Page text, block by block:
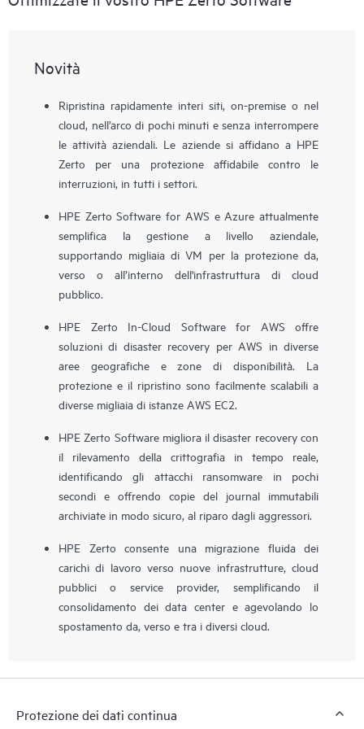
Novità
Ripristina rapidamente interi siti, on-premise o nel
cloud, nell’arco di pochi minuti e senza interrompere
le attività aziendali. Le aziende si affidano a HPE
Zerto per una protezione affidabile contro le
interruzioni, in tutti i settori.
HPE Zerto Software for AWS e Azure attualmente
semplifica la gestione a livello aziendale,
supportando migliaia di VM per la protezione da,
verso o all’interno dell'infrastruttura di cloud
pubblico.
HPE Zerto In-Cloud Software for AWS offre
soluzioni di disaster recovery per AWS in diverse
aree geografiche e zone di disponibilità. La
protezione e il ripristino sono facilmente scalabili a
diverse migliaia di istanze AWS EC2.
HPE Zerto Software migliora il disaster recovery con
il rilevamento della crittografia in tempo reale,
identificando gli attacchi ransomware in pochi
secondi e offrendo copie del journal immutabili
archiviate in modo sicuro, al riparo dagli aggressori.
HPE Zerto consente una migrazione fluida dei
carichi di lavoro verso nuove infrastrutture, cloud
pubblici o service provider, semplificando il
consolidamento dei data center e agevolando lo
spostamento da, verso e tra i diversi cloud.
Protezione dei dati continua